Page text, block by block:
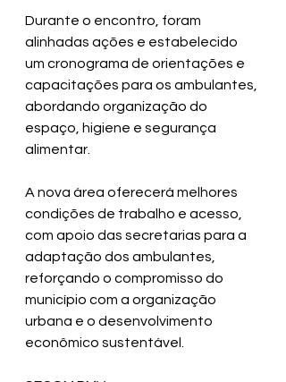
Durante o encontro, foram
alinhadas ações e estabelecido
um cronograma de orientações e
capacitações para os ambulantes,
abordando organização do
espaço, higiene e segurança
alimentar.
A nova área oferecerá melhores
condições de trabalho e acesso,
com apoio das secretarias para a
adaptação dos ambulantes,
reforçando o compromisso do
município com a organização
urbana e o desenvolvimento
econômico sustentável.